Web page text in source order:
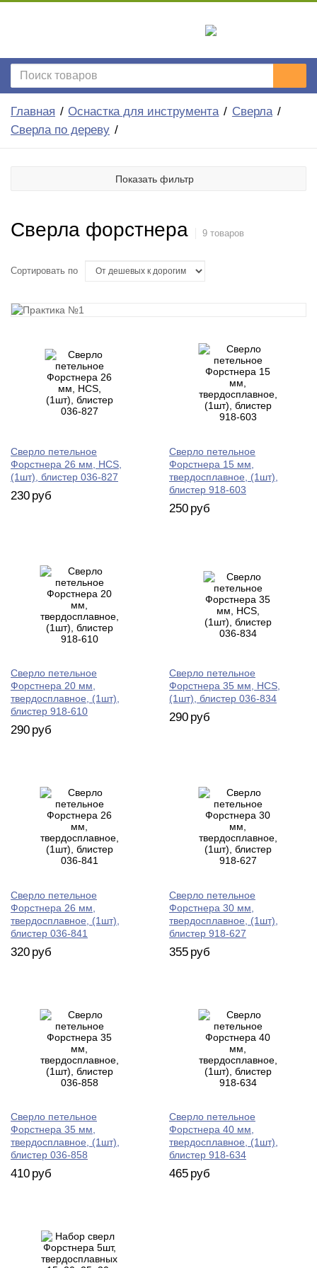
Главная Оснастка для инструмента
Сверла
Сверла по дереву
Показать фильтр
Сверла форстнера 9 товаров
Сортировать по
Сверло петельное
Форстнера 26 мм, HCS,
(1шт), блистер 036-827
230 руб
Сверло петельное
Форстнера 15 мм,
твердосплавное, (1шт),
блистер 918-603
250 руб
Сверло петельное
Форстнера 20 мм,
твердосплавное, (1шт),
блистер 918-610
290 руб
Сверло петельное
Форстнера 35 мм, HCS,
(1шт), блистер 036-834
290 руб
Сверло петельное
Форстнера 26 мм,
твердосплавное, (1шт),
блистер 036-841
320 руб
Сверло петельное
Форстнера 30 мм,
твердосплавное, (1шт),
блистер 918-627
355 руб
Сверло петельное
Форстнера 35 мм,
твердосплавное, (1шт),
блистер 036-858
410 руб
Сверло петельное
Форстнера 40 мм,
твердосплавное, (1шт),
блистер 918-634
465 руб